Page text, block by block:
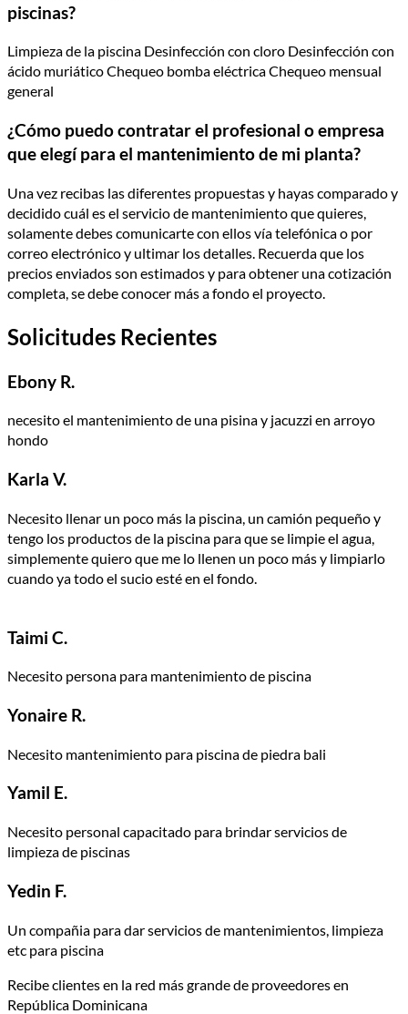
piscinas?
Limpieza de la piscina Desinfección con cloro Desinfección con
ácido muriático Chequeo bomba eléctrica Chequeo mensual
general
¿Cómo puedo contratar el profesional o empresa
que elegí para el mantenimiento de mi planta?
Una vez recibas las diferentes propuestas y hayas comparado y
decidido cuál es el servicio de mantenimiento que quieres,
solamente debes comunicarte con ellos vía telefónica o por
correo electrónico y ultimar los detalles. Recuerda que los
precios enviados son estimados y para obtener una cotización
completa, se debe conocer más a fondo el proyecto.
Solicitudes Recientes
Ebony R.
necesito el mantenimiento de una pisina y jacuzzi en arroyo
hondo
Karla V.
Necesito llenar un poco más la piscina, un camión pequeño y
tengo los productos de la piscina para que se limpie el agua,
simplemente quiero que me lo llenen un poco más y limpiarlo
cuando ya todo el sucio esté en el fondo.
Taimi C.
Necesito persona para mantenimiento de piscina
Yonaire R.
Necesito mantenimiento para piscina de piedra bali
Yamil E.
Necesito personal capacitado para brindar servicios de
limpieza de piscinas
Yedin F.
Un compañia para dar servicios de mantenimientos, limpieza
etc para piscina
Recibe clientes en la red más grande de proveedores en
República Dominicana